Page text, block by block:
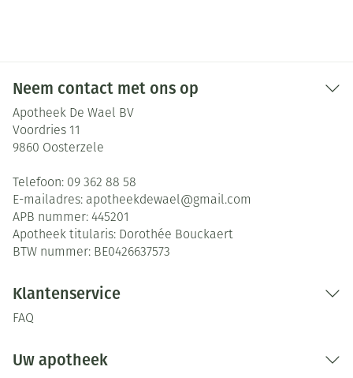
Neem contact met ons op
Apotheek De Wael BV
Voordries 11
9860 Oosterzele
Telefoon: 09 362 88 58
E-mailadres: apotheekdewael@gmail.com
APB nummer: 445201
Apotheek titularis: Dorothée Bouckaert
BTW nummer: BE0426637573
Klantenservice
FAQ
Uw apotheek